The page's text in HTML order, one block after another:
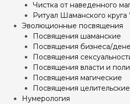
Чистка от наведенного
Ритуал Шаманского круга
Эволюционные посвящения
Посвящения шаманские
Посвящения бизнеса/
Посвящения
Посвящения власти и
Посвящения магические
Посвящения целительские
Нумерология